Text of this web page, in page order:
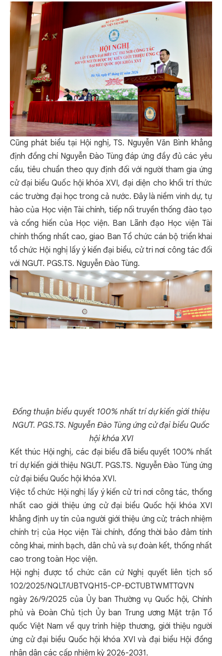
Cũng phát biểu tại Hội nghị, TS. Nguyễn Văn Bình khẳng
định đồng chí Nguyễn Đào Tùng đáp ứng đầy đủ các yêu
cầu, tiêu chuẩn theo quy định đối với người tham gia ứng
cử đại biểu Quốc hội khóa XVI, đại diện cho khối trí thức
các trường đại học trong cả nước. Đây là niềm vinh dự, tự
hào của Học viện Tài chính, tiếp nối truyền thống đào tạo
và cống hiến của Học viện. Ban Lãnh đạo Học viện Tài
chính thống nhất cao, giao Ban Tổ chức cán bộ triển khai
tổ chức Hội nghị lấy ý kiến đại biểu, cử tri nơi công tác đối
với NGƯT. PGS.TS. Nguyễn Đào Tùng.
Đồng thuận biểu quyết 100% nhất trí dự kiến giới thiệu
NGƯT. PGS.TS. Nguyễn Đào Tùng ứng cử đại biểu Quốc
hội khóa XVI
Kết thúc Hội nghị, các đại biểu đã biểu quyết 100% nhất
trí dự kiến giới thiệu NGƯT. PGS.TS. Nguyễn Đào Tùng ứng
cử đại biểu Quốc hội khóa XVI.
Việc tổ chức Hội nghị lấy ý kiến cử tri nơi công tác, thống
nhất cao giới thiệu ứng cử đại biểu Quốc hội khóa XVI
khẳng định uy tín của người giới thiệu ứng cử; trách nhiệm
chính trị của Học viện Tài chính, đồng thời bảo đảm tính
công khai, minh bạch, dân chủ và sự đoàn kết, thống nhất
cao trong toàn Học viện.
Hội nghị được tổ chức căn cứ Nghị quyết liên tịch số
102/2025/NQLT/UBTVQH15-CP-ĐCTUBTWMTTQVN
ngày 26/9/2025 của Ủy ban Thường vụ Quốc hội, Chính
phủ và Đoàn Chủ tịch Ủy ban Trung ương Mặt trận Tổ
quốc Việt Nam về quy trình hiệp thương, giới thiệu người
ứng cử đại biểu Quốc hội khóa XVI và đại biểu Hội đồng
nhân dân các cấp nhiệm kỳ 2026-2031.